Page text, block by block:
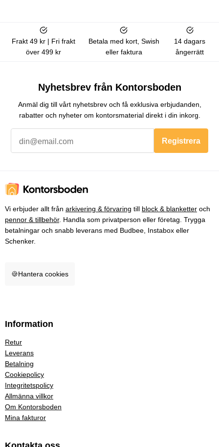
Frakt 49 kr | Fri frakt
över 499 kr
Betala med kort, Swish
eller faktura
14 dagars
ångerrätt
Nyhetsbrev från Kontorsboden
Anmäl dig till vårt nyhetsbrev och få exklusiva erbjudanden,
rabatter och nyheter om kontorsmaterial direkt i din inkorg.
Registrera
Vi erbjuder allt från arkivering & förvaring till block & blanketter och
pennor & tillbehör. Handla som privatperson eller företag. Trygga
betalningar och snabb leverans med Budbee, Instabox eller
Schenker.
🍪Hantera cookies
Information
Retur
Leverans
Betalning
Cookiepolicy
Integritetspolicy
Allmänna villkor
Om Kontorsboden
Mina fakturor